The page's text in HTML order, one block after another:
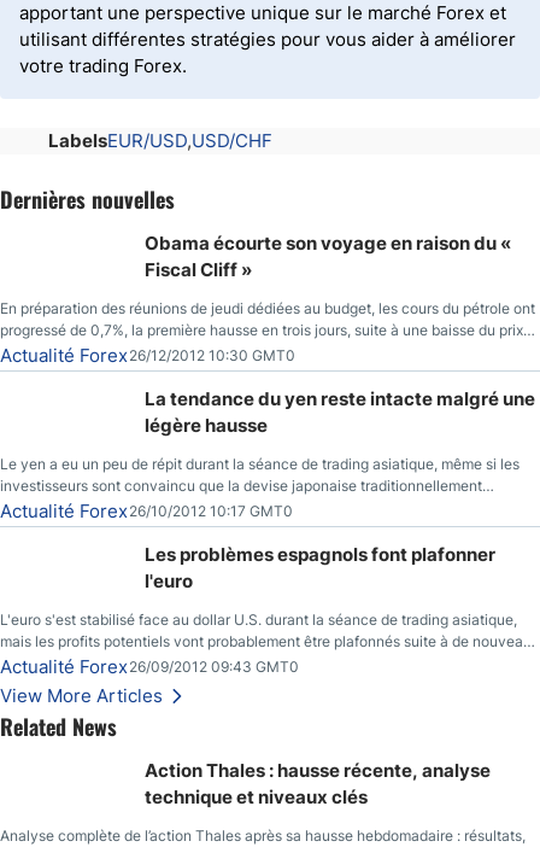
apportant une perspective unique sur le marché Forex et
utilisant différentes stratégies pour vous aider à améliorer
votre trading Forex.
LabelsEUR/USD USD/CHF
Dernières nouvelles
Obama écourte son voyage en raison du «
Fiscal Cliff »
En préparation des réunions de jeudi dédiées au budget, les cours du pétrole ont
progressé de 0,7%, la première hausse en trois jours, suite à une baisse du prix
des réserves de pétrole américaines à un bas de 10 semaines.
Actualité Forex26/12/2012 10:30 GMT0
La tendance du yen reste intacte malgré une
légère hausse
Le yen a eu un peu de répit durant la séance de trading asiatique, même si les
investisseurs sont convaincu que la devise japonaise traditionnellement
sécuritaire devrait chuter de façon importante après la réunion de la Banque du
Japon la semaine prochaine.
Actualité Forex26/10/2012 10:17 GMT0
Les problèmes espagnols font plafonner
l'euro
L'euro s'est stabilisé face au dollar U.S. durant la séance de trading asiatique,
mais les profits potentiels vont probablement être plafonnés suite à de nouveaux
événements liés au renflouement en Espagne, renforçant les inquiétudes des
investisseurs.
Actualité Forex26/09/2012 09:43 GMT0
View More Articles
Related News
Action Thales : hausse récente, analyse
technique et niveaux clés
Analyse complète de l’action Thales après sa hausse hebdomadaire : résultats,